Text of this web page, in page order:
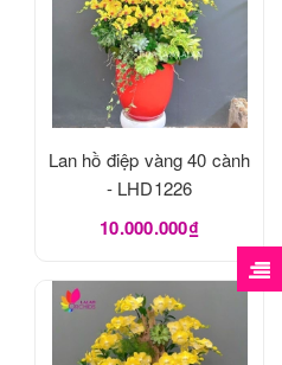
Lan hồ điệp vàng 40 cành
- LHD1226
10.000.000₫